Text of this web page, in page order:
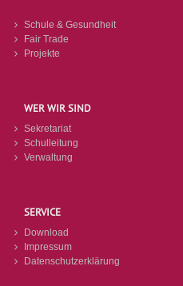
Schule & Gesundheit
Fair Trade
Projekte
WER WIR SIND
Sekretariat
Schulleitung
Verwaltung
SERVICE
Download
Impressum
Datenschutzerklärung